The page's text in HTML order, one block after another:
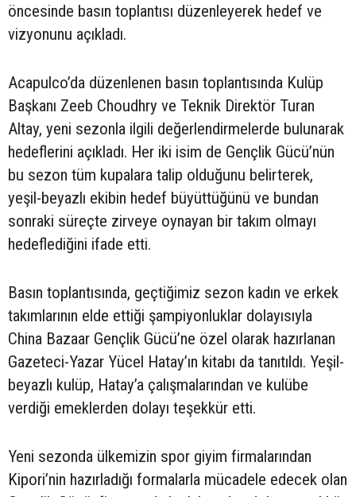
öncesinde basın toplantısı düzenleyerek hedef ve
vizyonunu açıkladı.
Acapulco’da düzenlenen basın toplantısında Kulüp
Başkanı Zeeb Choudhry ve Teknik Direktör Turan
Altay, yeni sezonla ilgili değerlendirmelerde bulunarak
hedeflerini açıkladı. Her iki isim de Gençlik Gücü’nün
bu sezon tüm kupalara talip olduğunu belirterek,
yeşil-beyazlı ekibin hedef büyüttüğünü ve bundan
sonraki süreçte zirveye oynayan bir takım olmayı
hedeflediğini ifade etti.
Basın toplantısında, geçtiğimiz sezon kadın ve erkek
takımlarının elde ettiği şampiyonluklar dolayısıyla
China Bazaar Gençlik Gücü’ne özel olarak hazırlanan
Gazeteci-Yazar Yücel Hatay’ın kitabı da tanıtıldı. Yeşil-
beyazlı kulüp, Hatay’a çalışmalarından ve kulübe
verdiği emeklerden dolayı teşekkür etti.
Yeni sezonda ülkemizin spor giyim firmalarından
Kipori’nin hazırladığı formalarla mücadele edecek olan